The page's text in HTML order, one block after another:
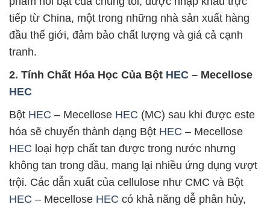
tiếp từ China, một trong những nhà sản xuất hàng
đầu thế giới, đảm bảo chất lượng và giá cả cạnh
tranh.
2. Tính Chất Hóa Học Của Bột HEC – Mecellose
HEC
Bột HEC – Mecellose HEC (MC) sau khi được este
hóa sẽ chuyển thành dạng Bột HEC – Mecellose
HEC loại hợp chất tan được trong nước nhưng
không tan trong dầu, mang lại nhiều ứng dụng vượt
trội. Các dẫn xuất của cellulose như CMC và Bột
HEC – Mecellose HEC có khả năng dễ phân hủy,